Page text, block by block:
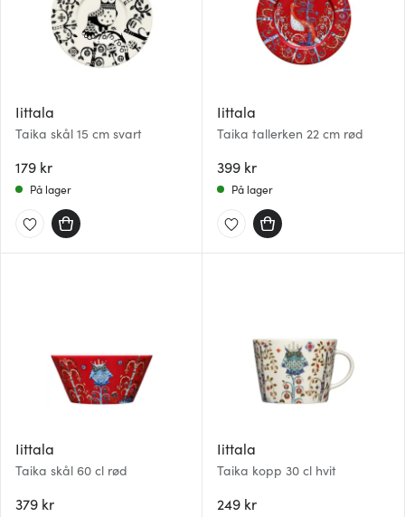
Iittala
Taika skål 15 cm svart
179 kr
På lager
Iittala
Taika tallerken 22 cm rød
399 kr
På lager
Iittala
Taika skål 60 cl rød
379 kr
Iittala
Taika kopp 30 cl hvit
249 kr